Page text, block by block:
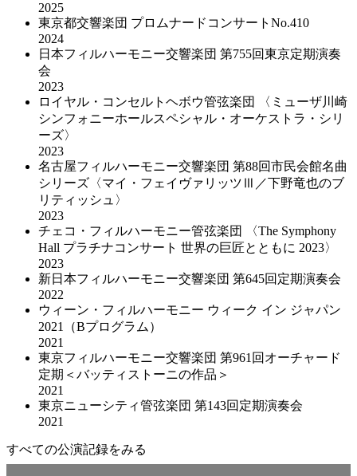
2025
東京都交響楽団 プロムナードコンサートNo.410
2024
日本フィルハーモニー交響楽団 第755回東京定期演奏
会
2023
ロイヤル・コンセルトヘボウ管弦楽団 〈ミューザ川崎
シンフォニーホールスペシャル・オーケストラ・シリ
ーズ〉
2023
名古屋フィルハーモニー交響楽団 第88回市民会館名曲
シリーズ〈マイ・フェイヴァリッツⅢ／下野竜也のブ
リティッシュ〉
2023
チェコ・フィルハーモニー管弦楽団 〈The Symphony
Hall プラチナコンサート 世界の巨匠とともに 2023〉
2023
新日本フィルハーモニー交響楽団 第645回定期演奏会
2022
ウィーン・フィルハーモニー ウィーク イン ジャパン
2021（Bプログラム）
2021
東京フィルハーモニー交響楽団 第961回オーチャード
定期＜バッティストーニの作品＞
2021
東京ニューシティ管弦楽団 第143回定期演奏会
2021
すべての公演記録をみる